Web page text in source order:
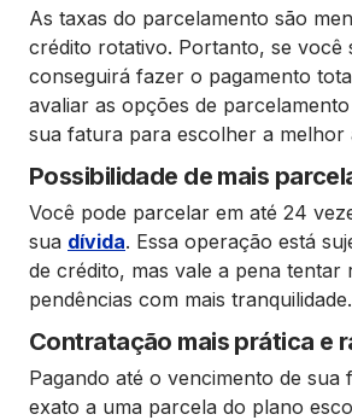
As taxas do parcelamento são
crédito rotativo. Portanto, se você
conseguirá fazer o pagamento
avaliar as opções de
sua fatura para escolher a melhor
Possibilidade de mais
Você pode parcelar em até 24
sua dívida. Essa operação está
de crédito, mas vale a pena tentar
pendências com mais tranquilidade.
Contratação mais prática e
Pagando até o vencimento de
exato a uma parcela do plano